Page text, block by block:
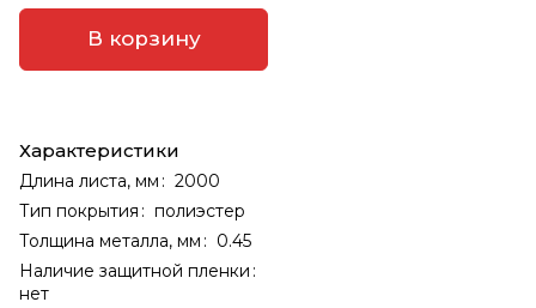
В корзину
Характеристики
Длина листа, мм : 2000
Тип покрытия : полиэстер
Толщина металла, мм : 0.45
Наличие защитной пленки :
нет